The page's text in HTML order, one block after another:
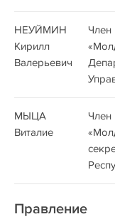
НЕУЙМИН
Кирилл
Валерьевич
Член
МЫЦА
Виталие
Член
Правление